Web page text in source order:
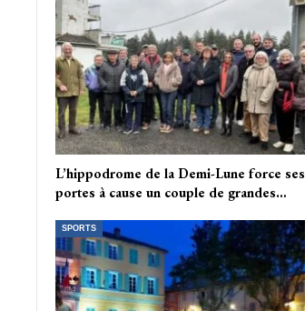
L’hippodrome de la Demi-Lune force ses
portes à cause un couple de grandes…
SPORTS